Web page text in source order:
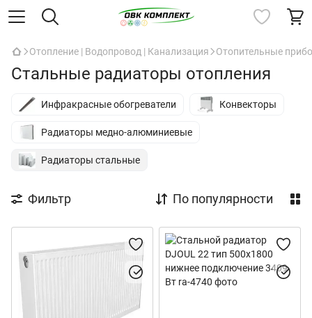
Отопление | Водопровод | Канализация Отопительные
Стальные радиаторы отопления
Инфракрасные обогреватели Конвекторы
Радиаторы медно-алюминиевые
Радиаторы стальные
Фильтр По популярности